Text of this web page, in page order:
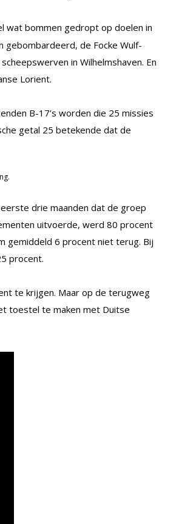
wat bommen gedropt op doelen in
gebombardeerd, de Focke Wulf-
in Wilhelmshaven. En
Lorient.
B-17’s worden die 25 missies
getal 25 betekende dat de
drie maanden dat de groep
uitvoerde, werd 80 procent
gemiddeld 6 procent niet terug. Bij
procent.
te krijgen. Maar op de terugweg
toestel te maken met Duitse